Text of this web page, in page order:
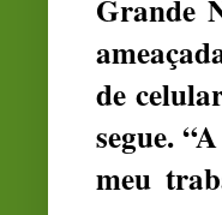
Grande
de
segue.
meu